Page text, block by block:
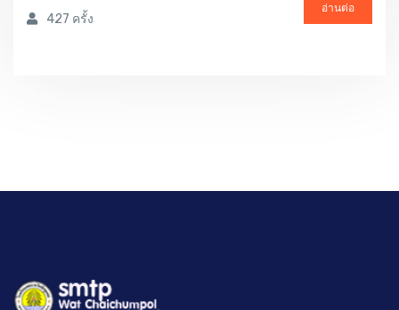
427 ครั้ง
อ่านต่อ